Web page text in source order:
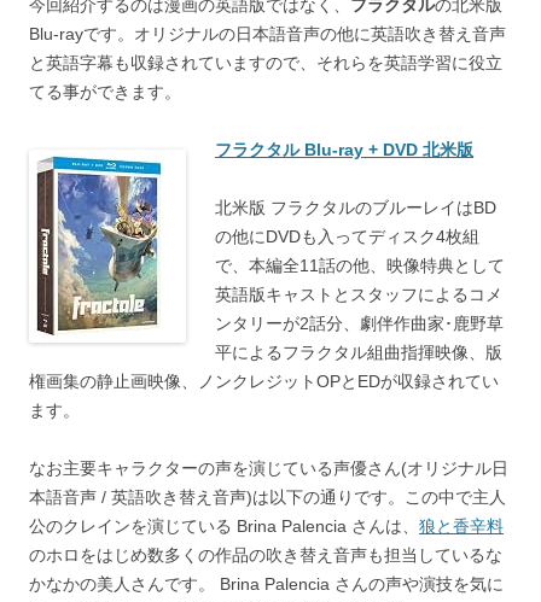
今回紹介するのは漫画の英語版ではなく、 フラクタルの北米版
Blu-rayです。オリジナルの日本語音声の他に英語吹き替え音声
と英語字幕も収録されていますので、それらを英語学習に役立
てる事ができます。
フラクタル Blu-ray + DVD 北米版
北米版 フラクタルのブルーレイはBD
の他にDVDも入ってディスク4枚組
で、本編全11話の他、映像特典として
英語版キャストとスタッフによるコメ
ンタリーが2話分、劇伴作曲家･鹿野草
平によるフラクタル組曲指揮映像、版
権画集の静止画映像、ノンクレジットOPとEDが収録されてい
ます。
なお主要キャラクターの声を演じている声優さん(オリジナル日
本語音声 / 英語吹き替え音声)は以下の通りです。この中で主人
公のクレインを演じている Brina Palencia さんは、 狼と香辛料
のホロをはじめ数多くの作品の吹き替え音声も担当しているな
かなかの美人さんです。 Brina Palencia さんの声や演技を気に